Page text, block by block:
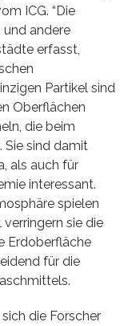
ICG. “Die
andere
erfasst,
Partikel sind
Oberflächen
die beim
Sie sind damit
als auch für
interessant.
spielen
sie die
Erdoberfläche
für die
die Forscher